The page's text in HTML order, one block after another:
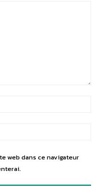
web dans ce navigateur